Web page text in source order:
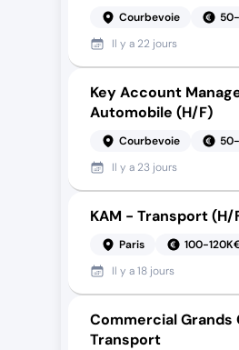
Courbevoie
Il y a 22 jours
Key Account
Automobile (H/F)
Courbevoie
Il y a 23 jours
KAM - Transport (H/
Paris
100-
Il y a18 jours
Commercial
Transport